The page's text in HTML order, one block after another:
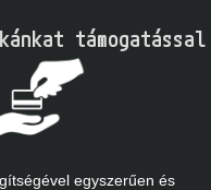
támogatással
egyszerűen és